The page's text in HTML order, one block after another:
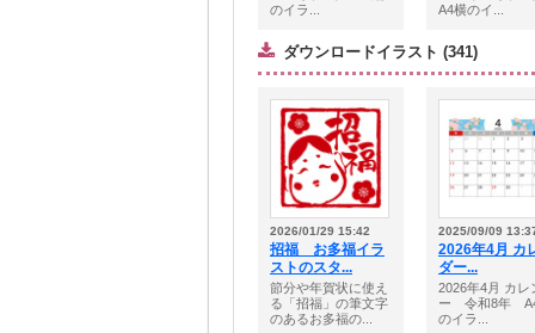
のイラ...
A4横のイ...
ダウンロードイラスト (341)
2026/01/29 15:42
招福 お多福イラ
ストのスタ...
節分や年賀状に使え
る「招福」の筆文字
のあるお多福の...
2025/09/09
2026年4月 カ
ダー...
2026年4月 カレ
ー 令和8年
のイラ...